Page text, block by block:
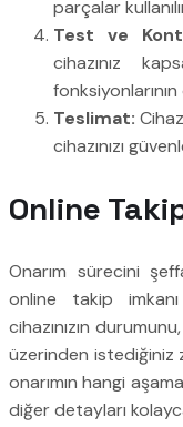
parçalar
Test ve
cihazınız
Teslimat:
cihazınızı
Online
Onarım sürecini
online takip imkanı
cihazınızın
üzerinden istediğiniz
onarımın hangi
diğer detayları